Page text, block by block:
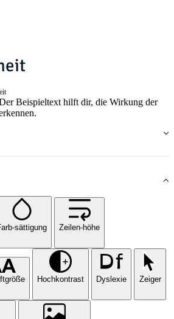
Beispieltext hilft dir, die Wirkung der
sättigung Zeilen-höhe
Hochkontrast Dyslexie Zeiger